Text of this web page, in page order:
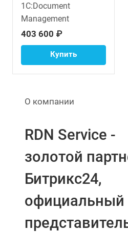
1С:Document
Management
403 600 ₽
Купить
О компании
RDN Service -
золотой
Битрикс24,
официальный